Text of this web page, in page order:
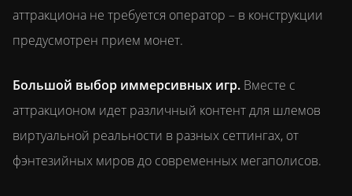
аттракциона не требуется оператор – в конструкции
предусмотрен прием монет.
Большой выбор иммерсивных игр. Вместе с
аттракционом идет различный контент для шлемов
виртуальной реальности в разных сеттингах, от
фэнтезийных миров до современных мегаполисов.